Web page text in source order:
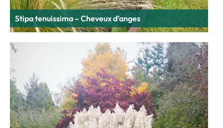
Stipa tenuissima – Cheveux d’anges